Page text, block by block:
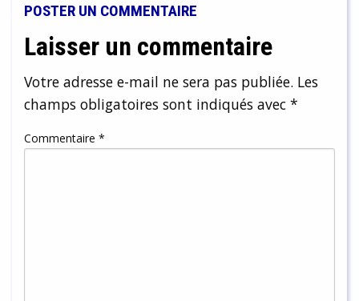
POSTER UN COMMENTAIRE
Laisser un commentaire
Votre adresse e-mail ne sera pas publiée. Les
champs obligatoires sont indiqués avec *
Commentaire *